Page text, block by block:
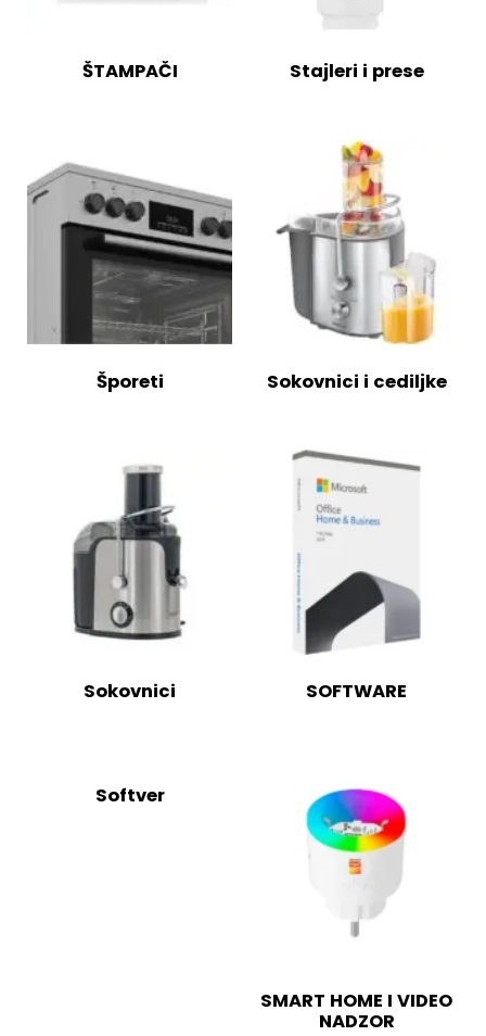
ŠTAMPAČI Stajleri i prese
Šporeti Sokovnici i cediljke
Sokovnici SOFTWARE
Softver
SMART HOME I VIDEO
NADZOR